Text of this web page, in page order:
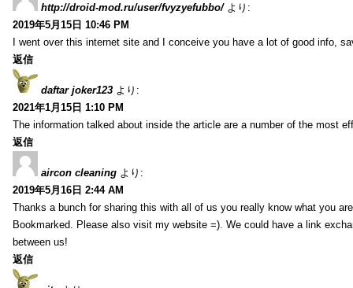
http://droid-mod.ru/user/fvyzyefubbo/ より:
2019年5月15日 10:46 PM
I went over this internet site and I conceive you have a lot of good info,
返信
daftar joker123 より:
2021年1月15日 1:10 PM
The information talked about inside the article are a number of the most
返信
aircon cleaning より:
2019年5月16日 2:44 AM
Thanks a bunch for sharing this with all of us you really know what you
Bookmarked. Please also visit my website =). We could have a link
between us!
返信